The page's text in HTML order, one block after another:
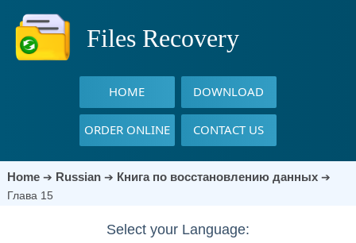
Files Recovery
HOME DOWNLOAD
ORDER ONLINE CONTACT US
Home➔ Russian ➔ Книга по восстановлению данных➔
Глава 15
Select your Language: